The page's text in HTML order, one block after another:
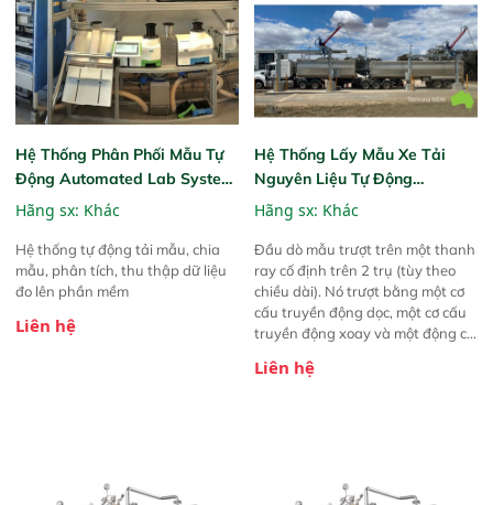
Hệ Thống Phân Phối Mẫu Tự
Động Automated Lab System
For Animal Feed Factories
Hãng sx: Khác
Hệ thống tự động tải mẫu, chia
mẫu, phân tích, thu thập dữ liệu
đo lên phần mềm
Liên hệ
Hệ Thống Lấy Mẫu Xe Tải
Nguyên Liệu Tự Động
Automatic Grain Truck
Sampling System
Hãng sx: Khác
Đầu dò mẫu trượt trên một thanh
ray cố định trên 2 trụ (tùy theo
chiều dài). Nó trượt bằng một cơ
cấu truyền động dọc, một cơ cấu
truyền động xoay và một động cơ
được điều khiển bằng bộ điều
mẫu đại diện tối ưu, đầu dò được
thiết kế hai lớp để lấy mẫu lõi hiệu
Liên hệ